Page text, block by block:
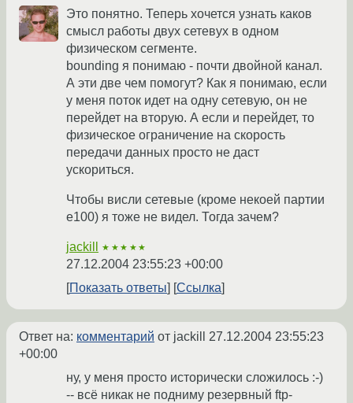
Это понятно. Теперь хочется узнать каков
смысл работы двух сетевух в одном
физическом сегменте.
bounding я понимаю - почти двойной канал.
А эти две чем помогут? Как я понимаю, если
у меня поток идет на одну сетевую, он не
перейдет на вторую. А если и перейдет, то
физическое ограничение на скорость
передачи данных просто не даст
ускориться.
Чтобы висли сетевые (кроме некоей партии
e100) я тоже не видел. Тогда зачем?
jackill ★★★★★
27.12.2004 23:55:23 +00:00
Показать ответы
Ссылка
Ответ на: комментарий от jackill 27.12.2004 23:55:23
+00:00
ну, у меня просто исторически сложилось :-)
-- всё никак не подниму резервный ftp-